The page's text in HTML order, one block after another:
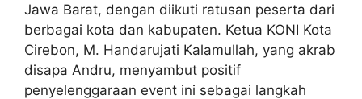
Jawa Barat, dengan diikuti ratusan peserta dari
berbagai kota dan kabupaten. Ketua KONI Kota
Cirebon, M. Handarujati Kalamullah, yang akrab
disapa Andru, menyambut positif
penyelenggaraan event ini sebagai langkah